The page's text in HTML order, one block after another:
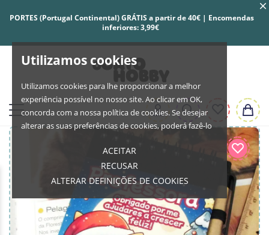
Utilizamos cookies
Utilizamos cookies para lhe proporcionar a melhor
experiência possível no nosso site. Ao clicar em OK,
concorda com a nossa política de cookies. Se desejar
alterar as suas preferências de cookies, poderá fazê-lo
ACEITAR
RECUSAR
ALTERAR DEFINIÇÕES DE COOKIES
PORTES (Portugal Continental) GRÁTIS a partir de 40€ | Encomendas
inferiores: 3,99€